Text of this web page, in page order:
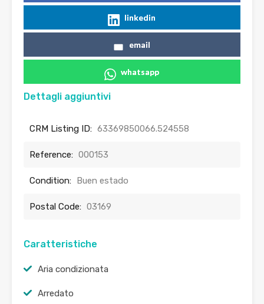
linkedin
email
whatsapp
Dettagli aggiuntivi
CRM Listing ID: 63369850066.524558
Reference: 000153
Condition: Buen estado
Postal Code: 03169
Caratteristiche
Aria condizionata
Arredato